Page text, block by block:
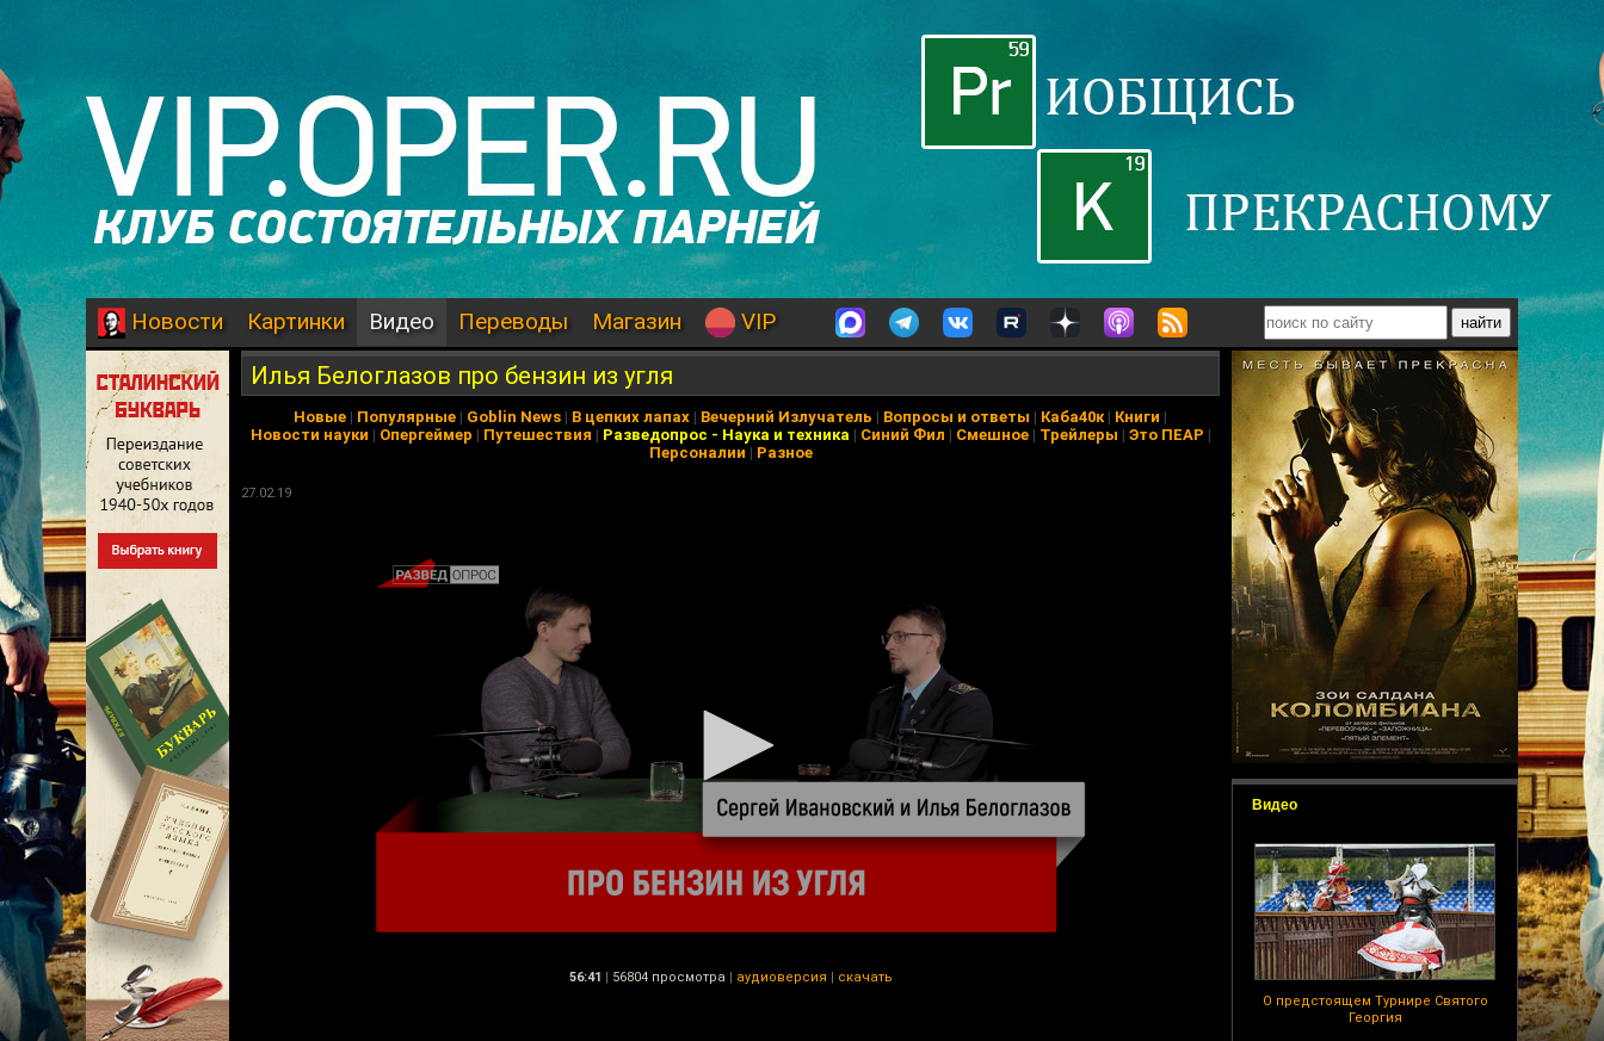
Новости Картинки Видео Переводы Магазин VIP
Видео
О предстоящем Турнире Святого
Георгия
Илья Белоглазов про бензин из угля
Новые | Популярные | Goblin News | В цепких лапах | Вечерний Излучатель | Вопросы и ответы | Каба40к| Книги |
Новости науки | Опергеймер | Путешествия | Разведопрос - Наука и техника | Синий Фил | Смешное| Трейлеры | Это ПЕАР |
Персоналии | Разное
27.02.19
56:41 | 56804 просмотра | аудиоверсия | скачать